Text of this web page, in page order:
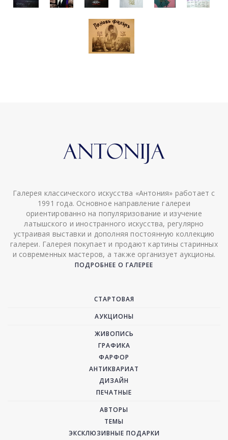
Галерея классического искусства «Антония» работает с
1991 года. Основное направление галереи
ориентированно на популяризование и изучение
латышского и иностранного искусства, регулярно
устраивая выставки и дополняя постоянную коллекцию
галереи. Галерея покупает и продают картины старинных
и современных мастеров, а также организует аукционы.
ПОДРОБНЕЕ О ГАЛЕРЕЕ
СТАРТОВАЯ
АУКЦИОНЫ
ЖИВОПИСЬ
ГРАФИКА
ФАРФОР
АНТИКВАРИАТ
ДИЗАЙН
ПЕЧАТНЫЕ
АВТОРЫ
ТЕМЫ
ЭКСКЛЮЗИВНЫЕ ПОДАРКИ